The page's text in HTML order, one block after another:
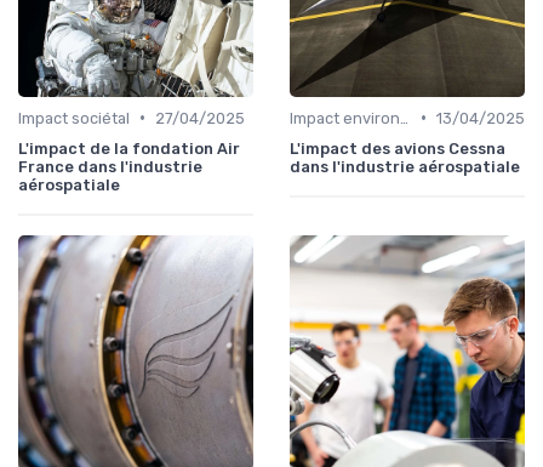
Impact sociétal •
27/04/2025
L'impact de la fondation Air
France dans l'industrie
aérospatiale
• 13/04/2025
L'impact des avions Cessna
dans l'industrie aérospatiale